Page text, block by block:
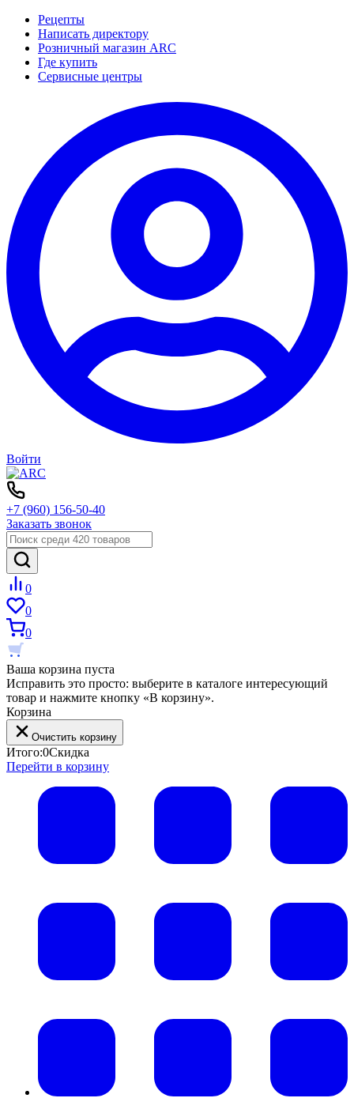
Рецепты
Написать директору
Розничный магазин ARC
Где купить
Сервисные центры
Войти
+7 (960) 156-50-40
Заказать звонок
0
0
0
Ваша корзина пуста
Исправить это просто: выберите в каталоге интересующий
товар и нажмите кнопку «В корзину».
Корзина
Очистить корзину
Итого:0Скидка
Перейти в корзину